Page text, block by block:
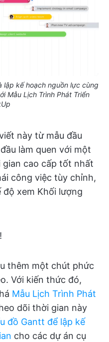
lập kế hoạch nguồn lực cùng
Mẫu Lịch Trình Phát Triển
này từ mẫu đầu
làm quen với một
cao cấp tốt nhất
công việc tùy chỉnh,
xem Khối lượng
thêm một chút phức
Với kiến thức đó,
Mẫu Lịch Trình Phát
dõi thời gian này
đồ Gantt để lập kế
cho các dự án cụ